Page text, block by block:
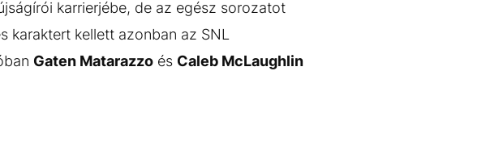
karrierjébe, de az egész sorozatot
karaktert kellett azonban az SNL
Gaten Matarazzo és Caleb McLaughlin